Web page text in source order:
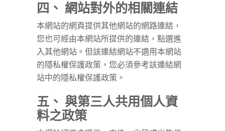
四、 網站對外的相關連結
本網站的網頁提供其他網站的網路連結，
您也可經由本網站所提供的連結，點選進
入其他網站。但該連結網站不適用本網站
的隱私權保護政策，您必須參考該連結網
站中的隱私權保護政策。
五、 與第三人共用個人資
料之政策